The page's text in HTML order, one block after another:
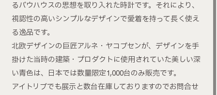
るバウハウスの思想を取り入れた時計です。それにより、
視認性の高いシンプルなデザインで愛着を持って長く使え
る逸品です。
北欧デザインの巨匠アルネ・ヤコブセンが、デザインを手
掛けた当時の建築・プロダクトに使用されていた美しい深
い青色は、日本では数量限定1,000台のみ販売です。
アイトリブでも展示と数台在庫しておりますのでお問合せ